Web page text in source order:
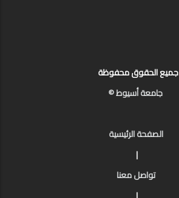
جميع الحقوق محفوظة
جامعة أسيوط ©
الصفحة الرئيسية
|
تواصل معنا